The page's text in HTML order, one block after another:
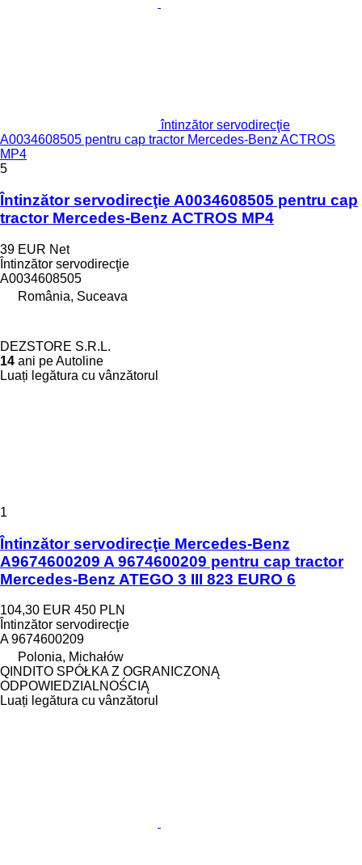
întinzător servodirecţie
A0034608505 pentru cap tractor Mercedes-Benz ACTROS
MP4
5
Întinzător servodirecţie A0034608505 pentru cap
tractor Mercedes-Benz ACTROS MP4
39 EUR Net
Întinzător servodirecţie
A0034608505
România, Suceava
DEZSTORE S.R.L.
14 ani pe Autoline
Luați legătura cu vânzătorul
1
Întinzător servodirecţie Mercedes-Benz
A9674600209 A 9674600209 pentru cap tractor
Mercedes-Benz ATEGO 3 III 823 EURO 6
104,30 EUR 450 PLN
Întinzător servodirecţie
A 9674600209
Polonia, Michałów
QINDITO SPÓŁKA Z OGRANICZONĄ
ODPOWIEDZIALNOŚCIĄ
Luați legătura cu vânzătorul